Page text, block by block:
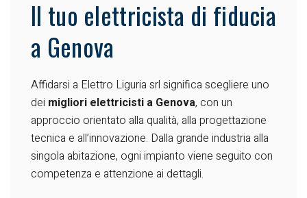
Il tuo elettricista di fiducia
a Genova
Affidarsi a Elettro Liguria srl significa scegliere uno
dei migliori elettricisti a Genova, con un
approccio orientato alla qualità, alla progettazione
tecnica e all’innovazione. Dalla grande industria alla
singola abitazione, ogni impianto viene seguito con
competenza e attenzione ai dettagli.